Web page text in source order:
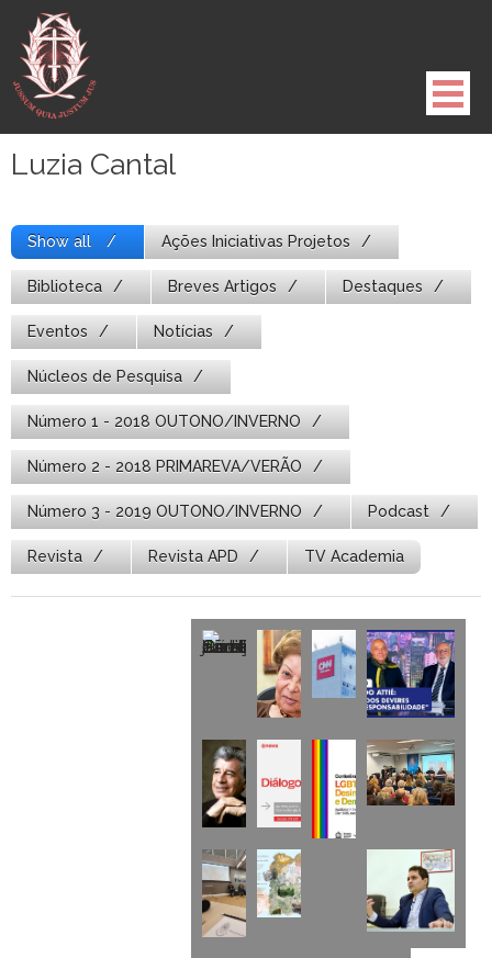
para
conteúdo
Luzia Cantal
Show all Ações Iniciativas Projetos
Biblioteca Breves Artigos Destaques
Eventos Notícias
Núcleos de Pesquisa
Número 1 - 2018 OUTONO/INVERNO
Número 2 - 2018 PRIMAREVA/VERÃO
Número 3 - 2019 OUTONO/INVERNO Podcast
Revista Revista APD TV Academia